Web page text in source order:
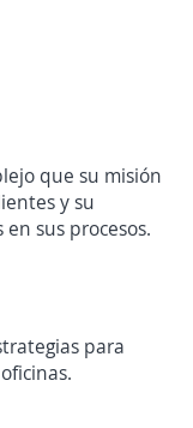
que su misión
y su
sus procesos.
para